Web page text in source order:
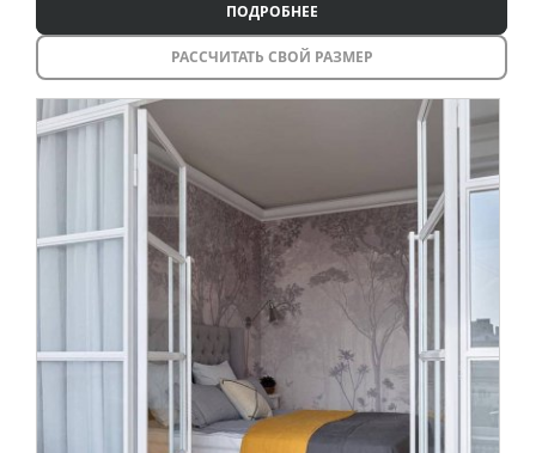
ПОДРОБНЕЕ
РАССЧИТАТЬ СВОЙ РАЗМЕР